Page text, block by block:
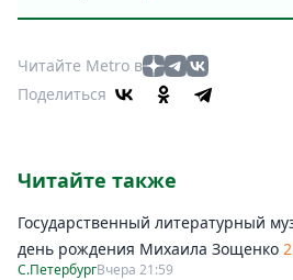
Читайте Metro в
Поделиться
Читайте также
Государственный литературный
день рождения Михаила Зощенко
С.ПетербургВчера 21:59